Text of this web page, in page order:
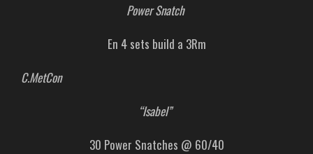
Power Snatch
En 4 sets build a 3Rm
C.MetCon
“Isabel”
30 Power Snatches @ 60/40